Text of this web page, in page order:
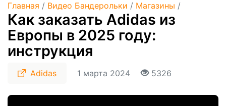
Главная / Видео Бандерольки / Магазины /
Как заказать Adidas из
Европы в 2025 году:
инструкция
Adidas 1 марта 2024 5326